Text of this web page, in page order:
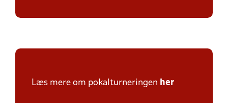
Læs mere om pokalturneringen her